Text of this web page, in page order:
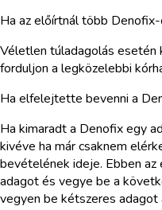
Ha az előírtnál több
Véletlen túladagolás esetén
forduljon a legközelebbi
Ha elfelejtette bevenni a
Ha kimaradt a Denofix egy
kivéve ha már csaknem
bevételének ideje. Ebben
adagot és vegye be a
vegyen be kétszeres